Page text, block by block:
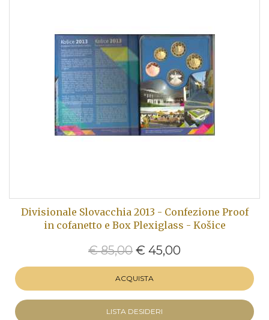
Divisionale Slovacchia 2013 - Confezione Proof
in cofanetto e Box Plexiglass - Košice
€ 85,00 € 45,00
ACQUISTA
LISTA DESIDERI